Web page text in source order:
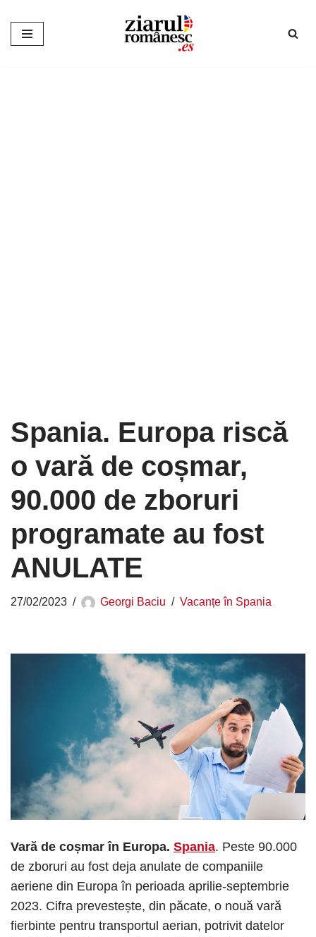
Sari
Spania. Europa riscă
o vară de coșmar,
90.000 de zboruri
programate au fost
ANULATE
27/02/2023 Georgi Baciu Vacanțe în Spania
Vară de coșmar în Europa. Spania. Peste 90.000
de zboruri au fost deja anulate de companiile
aeriene din Europa în perioada aprilie-septembrie
2023. Cifra prevestește, din păcate, o nouă vară
fierbinte pentru transportul aerian, potrivit datelor